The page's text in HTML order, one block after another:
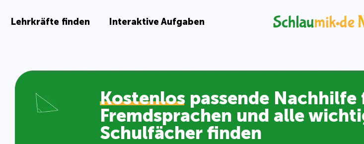
Lehrkräfte finden Interaktive Aufgaben
Dein Vorteil mit uns: Die Suche
nach passender Nachhilfe ist
kostenlos – für alle wichtigen